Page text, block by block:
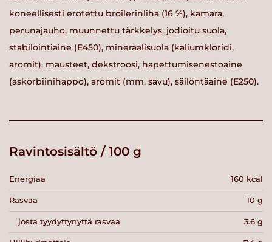
koneellisesti erotettu broilerinliha (16 %), kamara,
perunajauho, muunnettu tärkkelys, jodioitu suola,
stabilointiaine (E450), mineraalisuola (kaliumkloridi,
aromit), mausteet, dekstroosi, hapettumisenestoaine
(askorbiinihappo), aromit (mm. savu), säilöntäaine (E250).
Ravintosisältö / 100 g
Energiaa 160 kcal
Rasvaa 10 g
josta tyydyttynyttä rasvaa 3.6 g